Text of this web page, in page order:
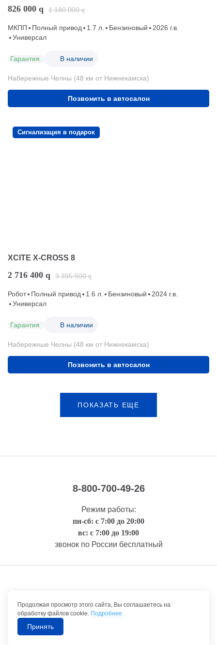
826 000 q 1 180 000 q
МКПП Полный привод 1.7 л. Бензиновый
2026 г.в.
Универсал
Гарантия В наличии
Набережные Челны (48 км от Нижнекамска)
Позвонить в автосалон
Сигнализация в подарок
XCITE X-CROSS 8
2 716 400 q 3 395 500 q
Робот Полный привод 1.6 л. Бензиновый
2024 г.в.
Универсал
Гарантия В наличии
Набережные Челны (48 км от Нижнекамска)
Позвонить в автосалон
ПОКАЗАТЬ ЕЩЕ
8-800-700-49-26
Режим работы:
пн-сб: с 7:00 до 20:00
вс: с 7:00 до 19:00
звонок по России бесплатный
Правовая информация
©1992-2026 ТрансТехСервис – продажа и обслуживание автомобилей.
Продолжая просмотр этого сайта, Вы соглашаетесь на
обработку файлов cookie. Подробнее
Принять